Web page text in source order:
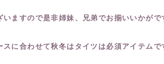
ますので是非姉妹、兄弟でお揃いいかがで
に合わせて秋冬はタイツは必須アイテムで